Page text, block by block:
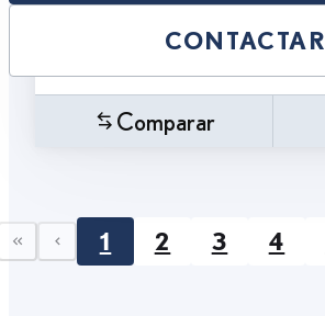
CONTACTAR
Comparar
First page
Previous page
1 2 3 4